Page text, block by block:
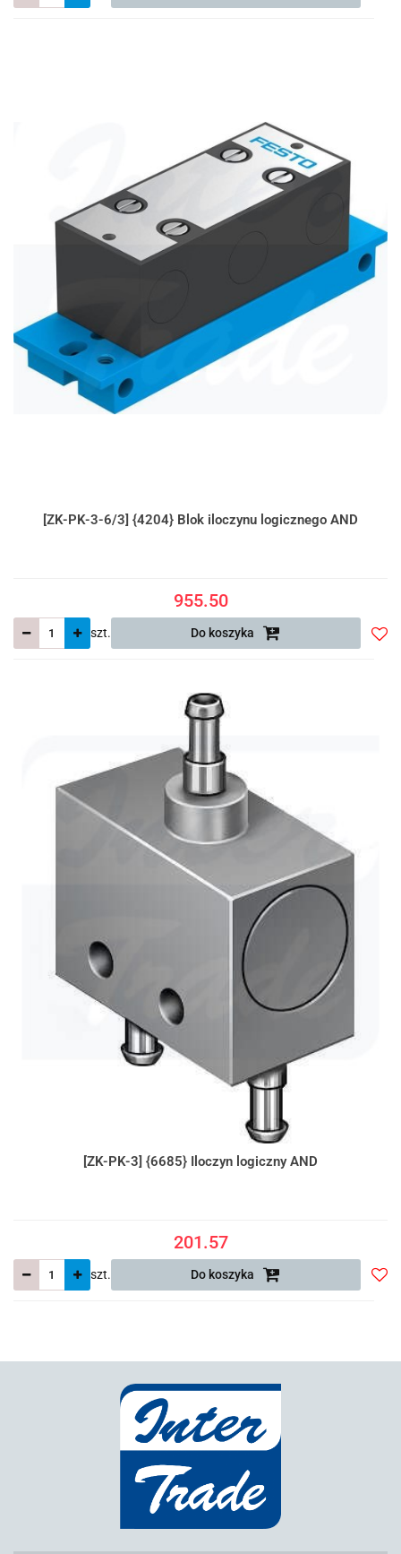
[ZK-PK-3-6/3] {4204} Blok iloczynu logicznego AND
955.50
szt. Do koszyka
[ZK-PK-3] {6685} Iloczyn logiczny AND
201.57
szt. Do koszyka